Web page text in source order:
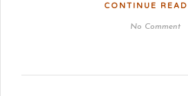
CONTINUE
No Comment